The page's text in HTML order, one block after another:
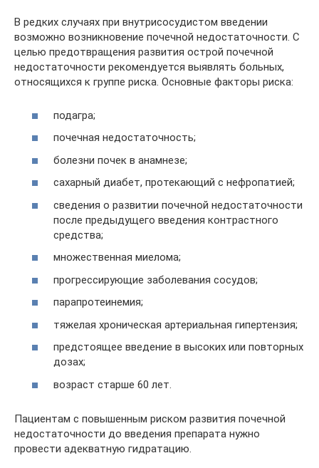
В редких случаях при внутрисосудистом введении
возможно возникновение почечной недостаточности. С
целью предотвращения развития острой почечной
недостаточности рекомендуется выявлять больных,
относящихся к группе риска. Основные факторы риска:
подагра;
почечная недостаточность;
болезни почек в анамнезе;
сахарный диабет, протекающий с нефропатией;
сведения о развитии почечной недостаточности
после предыдущего введения контрастного
средства;
множественная миелома;
прогрессирующие заболевания сосудов;
парапротеинемия;
тяжелая хроническая артериальная гипертензия;
предстоящее введение в высоких или повторных
дозах;
возраст старше 60 лет.
Пациентам с повышенным риском развития почечной
недостаточности до введения препарата нужно
провести адекватную гидратацию.